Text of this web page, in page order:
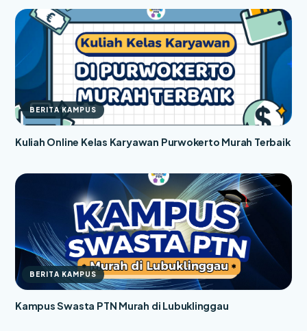
BERITA KAMPUS
Kuliah Online Kelas Karyawan Purwokerto Murah Terbaik
BERITA KAMPUS
Kampus Swasta PTN Murah di Lubuklinggau